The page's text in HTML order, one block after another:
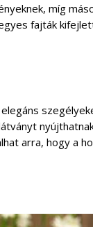
míg
fajták
arra, hogy a